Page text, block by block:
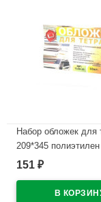
Набор обложек для
209*345
10 штук в наборе
151 ₽